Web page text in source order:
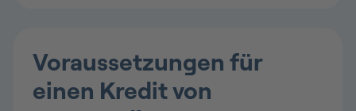
Voraussetzungen für
einen Kredit von